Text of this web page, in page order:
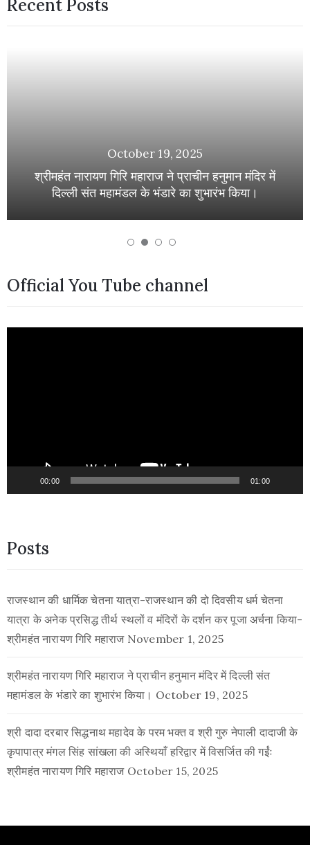
Recent Posts
October 19, 2025
श्रीमहंत नारायण गिरि महाराज ने प्राचीन हनुमान मंदिर में
दिल्ली संत महामंडल के भंडारे का शुभारंभ किया।
Official You Tube channel
00:00 01:00
Posts
राजस्थान की धार्मिक चेतना यात्रा-राजस्थान की दो दिवसीय धर्म चेतना
यात्रा के अनेक प्रसिद्ध तीर्थ स्थलों व मंदिरों के दर्शन कर पूजा अर्चना किया-
श्रीमहंत नारायण गिरि महाराज November 1, 2025
श्रीमहंत नारायण गिरि महाराज ने प्राचीन हनुमान मंदिर में दिल्ली संत
महामंडल के भंडारे का शुभारंभ किया। October 19, 2025
श्री दादा दरबार सिद्धनाथ महादेव के परम भक्त व श्री गुरु नेपाली दादाजी के
कृपापात्र मंगल सिंह सांखला की अस्थियाँ हरिद्वार में विसर्जित की गईंः
श्रीमहंत नारायण गिरि महाराज October 15, 2025